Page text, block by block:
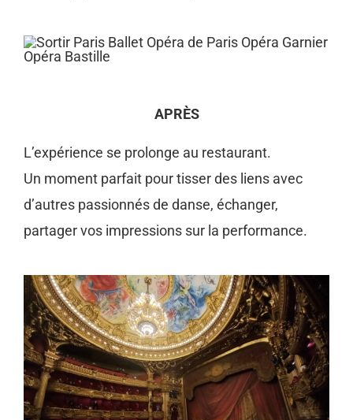
APRÈS
L’expérience se prolonge au restaurant.
Un moment parfait pour tisser des liens avec
d’autres passionnés de danse, échanger,
partager vos impressions sur la performance.